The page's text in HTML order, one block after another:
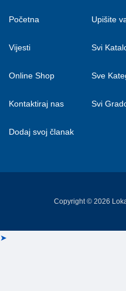
Početna
Vijesti
Online Shop
Kontaktiraj nas
Dodaj svoj članak
Upišite
Svi
Sve
Svi
Copyright © 2026
➤